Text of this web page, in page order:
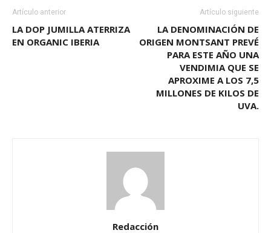
Artículo anterior
LA DOP JUMILLA ATERRIZA
EN ORGANIC IBERIA
Artículo siguiente
LA DENOMINACIÓN DE
ORIGEN MONTSANT PREVÉ
PARA ESTE AÑO UNA
VENDIMIA QUE SE
APROXIME A LOS 7,5
MILLONES DE KILOS DE
UVA.
Redacción